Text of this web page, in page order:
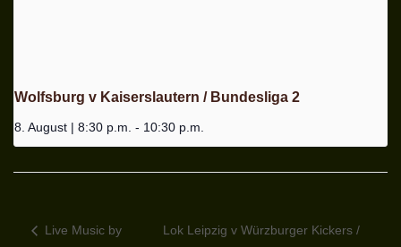
Wolfsburg v Kaiserslautern / Bundesliga 2
8. August | 8:30 p.m. - 10:30 p.m.
Live Music by
Lok Leipzig v Würzburger Kickers /